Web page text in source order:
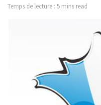
Temps de lecture : 5 mins read